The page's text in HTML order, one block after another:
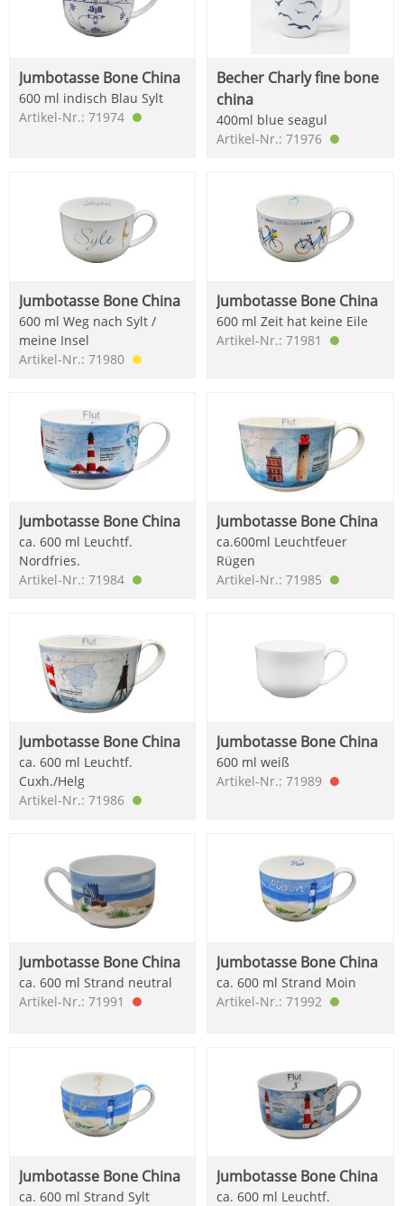
Jumbotasse Bone China
600 ml indisch Blau Sylt
Artikel-Nr.: 71974
Becher Charly fine bone
china
400ml blue seagul
Artikel-Nr.: 71976
Jumbotasse Bone China
600 ml Weg nach Sylt /
meine Insel
Artikel-Nr.: 71980
Jumbotasse Bone China
600 ml Zeit hat keine Eile
Artikel-Nr.: 71981
Jumbotasse Bone China
ca. 600 ml Leuchtf.
Nordfries.
Artikel-Nr.: 71984
Jumbotasse Bone China
ca.600ml Leuchtfeuer
Rügen
Artikel-Nr.: 71985
Jumbotasse Bone China
ca. 600 ml Leuchtf.
Cuxh./Helg
Artikel-Nr.: 71986
Jumbotasse Bone China
600 ml weiß
Artikel-Nr.: 71989
Jumbotasse Bone China
ca. 600 ml Strand neutral
Artikel-Nr.: 71991
Jumbotasse Bone China
ca. 600 ml Strand Moin
Artikel-Nr.: 71992
Jumbotasse Bone China
ca. 600 ml Strand Sylt
Jumbotasse Bone China
ca. 600 ml Leuchtf.